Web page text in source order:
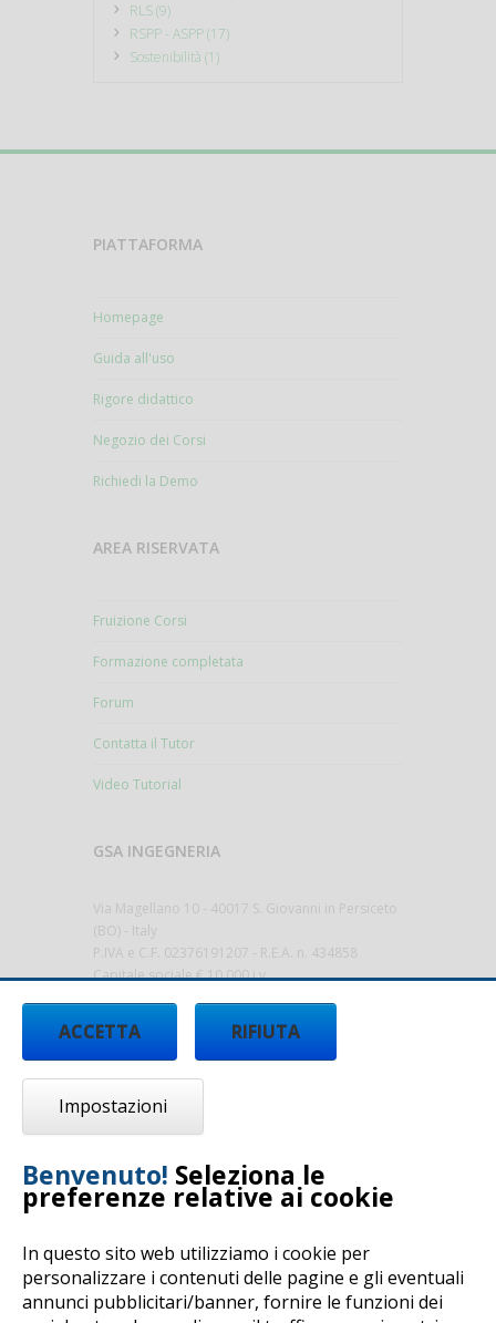
RLS (9)
RSPP - ASPP (17)
Sostenibilità (1)
PIATTAFORMA
Homepage
Guida all'uso
Rigore didattico
Negozio dei Corsi
Richiedi la Demo
AREA RISERVATA
Fruizione Corsi
Formazione completata
Forum
Contatta il Tutor
Video Tutorial
GSA INGEGNERIA
Via Magellano 10 - 40017 S. Giovanni in Persiceto
(BO) - Italy
P.IVA e C.F. 02376191207 - R.E.A. n. 434858
Capitale sociale € 10.000 i.v.
www.sicurezza-ambiente.it
RIFIUTA
ACCETTA
Impostazioni
Benvenuto! Seleziona le
preferenze relative ai cookie
In questo sito web utilizziamo i cookie per
personalizzare i contenuti delle pagine e gli eventuali
annunci pubblicitari/banner, fornire le funzioni dei